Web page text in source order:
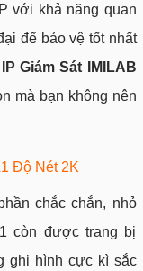
với khả năng quan
để bảo vệ tốt nhất
Giám Sát IMILAB
mà bạn không nên
Độ Nét 2K
chắc chắn, nhỏ
còn được trang bị
ghi hình cực kì sắc